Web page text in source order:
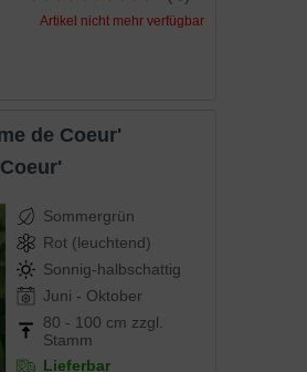
gesunde Rose. Ihre
und sehenswert. Wir empfehlen
4 bis 5 Pflanzen pro m² zu setzen.
Artikel nicht mehr verfügbar
de Coeur'
Coeur'
Sommergrün
Rot (leuchtend)
Sonnig-halbschattig
Juni - Oktober
80 - 100 cm zzgl.
Stamm
Lieferbar